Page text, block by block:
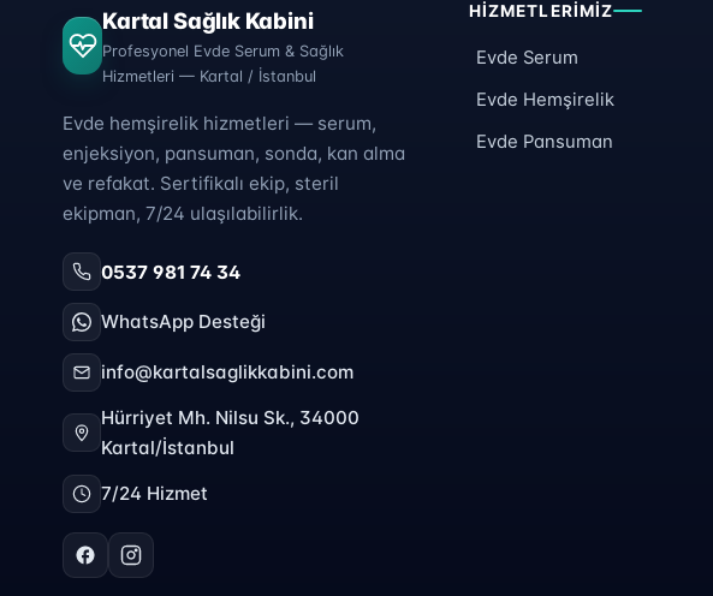
Kartal Sağlık Kabini
Profesyonel Evde Serum & Sağlık
Hizmetleri — Kartal / İstanbul
Evde hemşirelik hizmetleri — serum,
enjeksiyon, pansuman, sonda, kan alma
ve refakat. Sertifikalı ekip, steril
ekipman, 7/24 ulaşılabilirlik.
0537 981 74 34
WhatsApp Desteği
info@kartalsaglikkabini.com
Hürriyet Mh. Nilsu Sk., 34000
Kartal/İstanbul
7/24 Hizmet
HIZMETLERIMIZ
Evde Serum
Evde Hemşirelik
Evde Pansuman